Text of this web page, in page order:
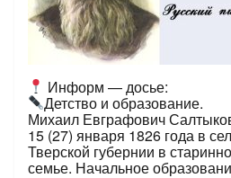
Информ — досье:
Детство и образование.
Михаил Евграфович
15 (27) января 1826 года в
Тверской губернии в
семье. Начальное